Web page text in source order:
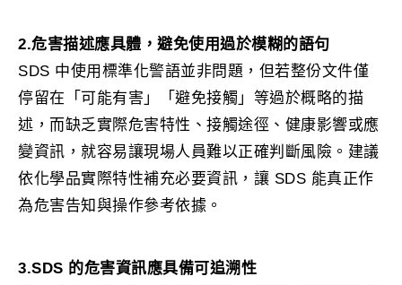
2.危害描述應具體，避免使用過於模糊的語句
SDS 中使用標準化警語並非問題，但若整份文件僅
停留在「可能有害」「避免接觸」等過於概略的描
述，而缺乏實際危害特性、接觸途徑、健康影響或應
變資訊，就容易讓現場人員難以正確判斷風險。建議
依化學品實際特性補充必要資訊，讓 SDS 能真正作
為危害告知與操作參考依據。
3.SDS 的危害資訊應具備可追溯性